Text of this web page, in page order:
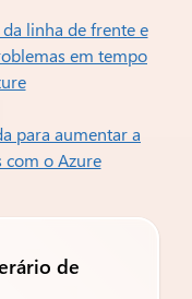
linha de frente e
em tempo
para aumentar a
com o Azure
de